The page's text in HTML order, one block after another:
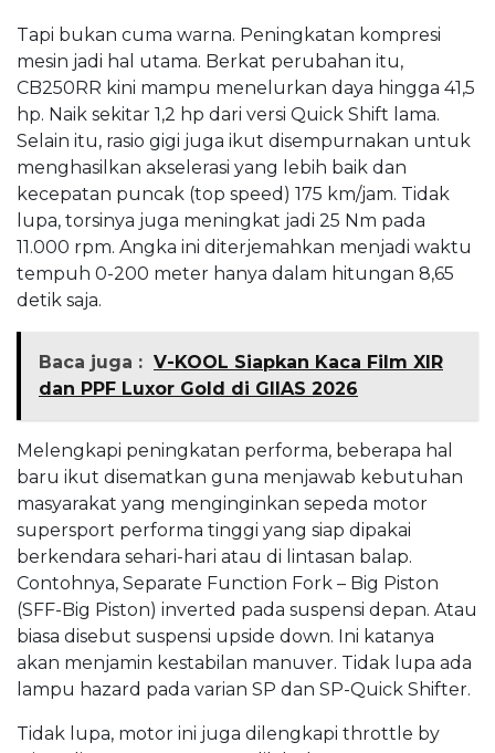
Tapi bukan cuma warna. Peningkatan kompresi
mesin jadi hal utama. Berkat perubahan itu,
CB250RR kini mampu menelurkan daya hingga 41,5
hp. Naik sekitar 1,2 hp dari versi Quick Shift lama.
Selain itu, rasio gigi juga ikut disempurnakan untuk
menghasilkan akselerasi yang lebih baik dan
kecepatan puncak (top speed) 175 km/jam. Tidak
lupa, torsinya juga meningkat jadi 25 Nm pada
11.000 rpm. Angka ini diterjemahkan menjadi waktu
tempuh 0-200 meter hanya dalam hitungan 8,65
detik saja.
Baca juga : V-KOOL Siapkan Kaca Film XIR
dan PPF Luxor Gold di GIIAS 2026
Melengkapi peningkatan performa, beberapa hal
baru ikut disematkan guna menjawab kebutuhan
masyarakat yang menginginkan sepeda motor
supersport performa tinggi yang siap dipakai
berkendara sehari-hari atau di lintasan balap.
Contohnya, Separate Function Fork – Big Piston
(SFF-Big Piston) inverted pada suspensi depan. Atau
biasa disebut suspensi upside down. Ini katanya
akan menjamin kestabilan manuver. Tidak lupa ada
lampu hazard pada varian SP dan SP-Quick Shifter.
Tidak lupa, motor ini juga dilengkapi throttle by